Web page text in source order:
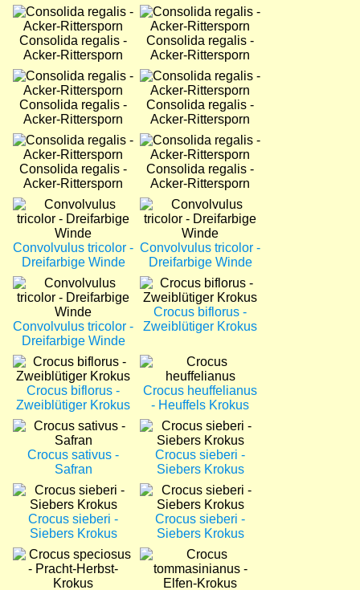
Bild
Consolida regalis -
Acker-Rittersporn
Bild
Consolida regalis -
Acker-Rittersporn
Bild
Consolida regalis -
Acker-Rittersporn
Bild
Consolida regalis -
Acker-Rittersporn
Bild
Consolida regalis -
Acker-Rittersporn
Bild
Consolida regalis -
Acker-Rittersporn
Bild
Convolvulus tricolor -
Dreifarbige Winde
Bild
Convolvulus tricolor -
Dreifarbige Winde
Bild
Convolvulus tricolor -
Dreifarbige Winde
Bild
Crocus biflorus -
Zweiblütiger Krokus
Bild
Crocus biflorus -
Zweiblütiger Krokus
Bild
Crocus heuffelianus
- Heuffels Krokus
Bild
Crocus sativus -
Safran
Bild
Crocus sieberi -
Siebers Krokus
Bild
Crocus sieberi -
Siebers Krokus
Bild
Crocus sieberi -
Siebers Krokus
Bild
Bild